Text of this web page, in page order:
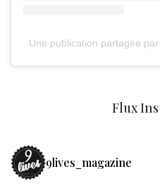
Une publication partagée
Flux
9lives_magazine